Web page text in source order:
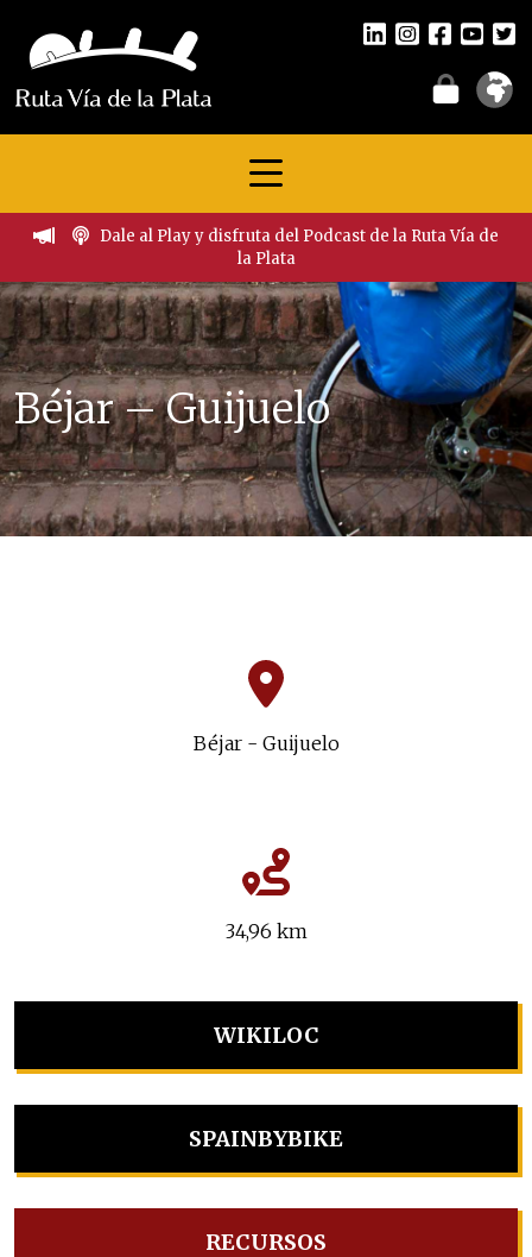
Dale al Play y disfruta del Podcast de la Ruta Vía de
la Plata
Béjar – Guijuelo
Béjar - Guijuelo
34,96 km
WIKILOC
SPAINBYBIKE
RECURSOS